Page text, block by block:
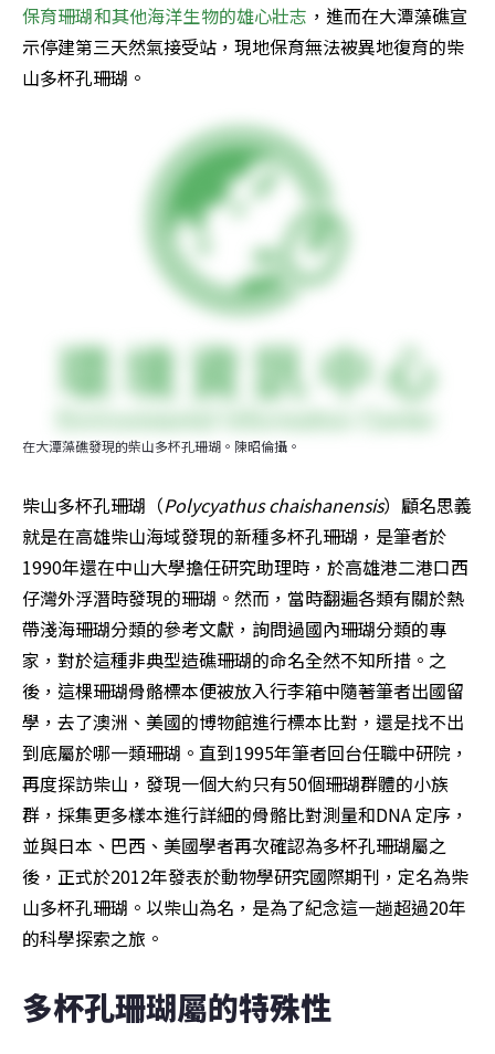
保育珊瑚和其他海洋生物的雄心壯志 ，進而在大潭藻礁宣
示停建第三天然氣接受站，現地保育無法被異地復育的柴
山多杯孔珊瑚。
在大潭藻礁發現的柴山多杯孔珊瑚。陳昭倫攝。
柴山多杯孔珊瑚（Polycyathus chaishanensis）顧名思義
就是在高雄柴山海域發現的新種多杯孔珊瑚，是筆者於
1990年還在中山大學擔任研究助理時，於高雄港二港口西
仔灣外浮潛時發現的珊瑚。然而，當時翻遍各類有關於熱
帶淺海珊瑚分類的參考文獻，詢問過國內珊瑚分類的專
家，對於這種非典型造礁珊瑚的命名全然不知所措。之
後，這棵珊瑚骨骼標本便被放入行李箱中隨著筆者出國留
學，去了澳洲、美國的博物館進行標本比對，還是找不出
到底屬於哪一類珊瑚。直到1995年筆者回台任職中研院，
再度探訪柴山，發現一個大約只有50個珊瑚群體的小族
群，採集更多樣本進行詳細的骨骼比對測量和DNA 定序，
並與日本、巴西、美國學者再次確認為多杯孔珊瑚屬之
後，正式於2012年發表於動物學研究國際期刊，定名為柴
山多杯孔珊瑚。以柴山為名，是為了紀念這一趟超過20年
的科學探索之旅。
多杯孔珊瑚屬的特殊性